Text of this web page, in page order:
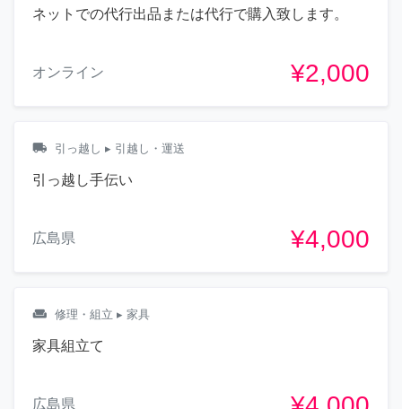
ネットでの代行出品または代行で購入致します。
オンライン ¥2,000
local_shipping 引っ越し ▸ 引越し・運送
引っ越し手伝い
広島県 ¥4,000
weekend 修理・組立 ▸ 家具
家具組立て
広島県